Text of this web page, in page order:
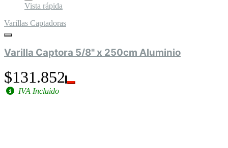
Vista rápida
Varillas Captadoras
Varilla Captora 5/8" x 250cm Aluminio
$131.852
IVA Incluido